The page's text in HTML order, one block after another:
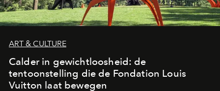
ART & CULTURE
Calder in gewichtloosheid: de
tentoonstelling die de Fondation Louis
Vuitton laat bewegen